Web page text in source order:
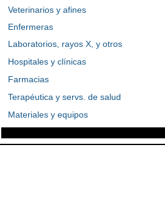
Veterinarios y afines
Enfermeras
Laboratorios, rayos X, y otros
Hospitales y clínicas
Farmacias
Terapéutica y servs. de salud
Materiales y equipos